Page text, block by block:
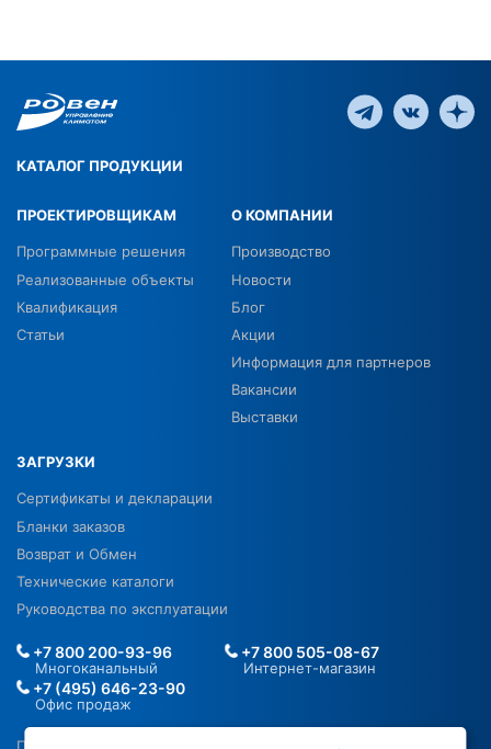
КАТАЛОГ ПРОДУКЦИИ
ПРОЕКТИРОВЩИКАМ
Программные решения
Реализованные объекты
Квалификация
Статьи
О КОМПАНИИ
Производство
Новости
Блог
Акции
Информация для партнеров
Вакансии
Выставки
ЗАГРУЗКИ
Сертификаты и декларации
Бланки заказов
Возврат и Обмен
Технические каталоги
Руководства по эксплуатации
+7 800 200-93-96
Многоканальный
+7 800 505-08-67
Интернет-магазин
+7 (495) 646-23-90
Офис продаж